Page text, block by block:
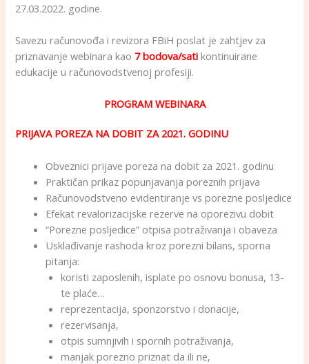
27.03.2022. godine.
Savezu računovođa i revizora FBiH poslat je zahtjev za
priznavanje webinara kao 7 bodova/satikontinuirane
edukacije u računovodstvenoj profesiji.
PROGRAM WEBINARA
PRIJAVA POREZA NA DOBIT ZA 2021. GODINU
Obveznici prijave poreza na dobit za 2021. godinu
Praktičan prikaz popunjavanja poreznih prijava
Računovodstveno evidentiranje vs porezne posljedice
Efekat revalorizacijske rezerve na oporezivu dobit
“Porezne posljedice” otpisa potraživanja i obaveza
Usklađivanje rashoda kroz porezni bilans, sporna
pitanja:
koristi zaposlenih, isplate po osnovu bonusa, 13-
te plaće…
reprezentacija, sponzorstvo i donacije,
rezervisanja,
otpis sumnjivih i spornih potraživanja,
manjak porezno priznat da ili ne,